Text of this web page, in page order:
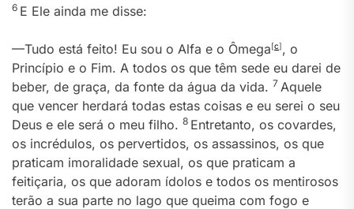
6 E Ele ainda me disse:
—Tudo está feito! Eu sou o Alfa e o Ômega[c], o
Princípio e o Fim. A todos os que têm sede eu darei de
beber, de graça, da fonte da água da vida. 7 Aquele
que vencer herdará todas estas coisas e eu serei o seu
Deus e ele será o meu filho. 8 Entretanto, os covardes,
os incrédulos, os pervertidos, os assassinos, os que
praticam imoralidade sexual, os que praticam a
feitiçaria, os que adoram ídolos e todos os mentirosos
terão a sua parte no lago que queima com fogo e